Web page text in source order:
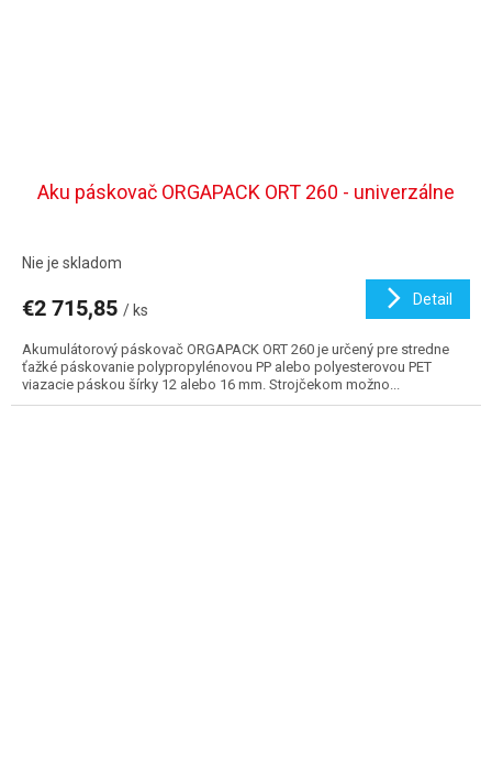
Aku páskovač ORGAPACK ORT 260 - univerzálne
Nie je skladom
€2 715,85 / ks
Detail
Akumulátorový páskovač ORGAPACK ORT 260 je určený pre stredne
ťažké páskovanie polypropylénovou PP alebo polyesterovou PET
viazacie páskou šírky 12 alebo 16 mm. Strojčekom možno...